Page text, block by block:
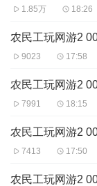
主播：
网游》
1.本作品为付费有
2.版权归原作者所
3.在购买过程中，
【bestxmly】或搜
1.85万 18:26
农民工玩网游2
9023 17:58
农民工玩网游2
7991 18:15
农民工玩网游2
7413 17:50
农民工玩网游2